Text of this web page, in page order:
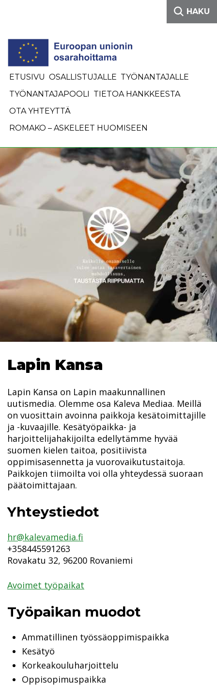
HAKU
ETUSIVU OSALLISTUJALLE TYÖNANTAJALLE
TYÖNANTAJAPOOLI TIETOA HANKKEESTA
OTA YHTEYTTÄ
ROMAKO – ASKELEET HUOMISEEN
Lapin Kansa
Lapin Kansa on Lapin maakunnallinen
uutismedia. Olemme osa Kaleva Mediaa. Meillä
on vuosittain avoinna paikkoja kesätoimittajille
ja -kuvaajille. Kesätyöpaikka- ja
harjoittelijahakijoilta edellytämme hyvää
suomen kielen taitoa, positiivista
oppimisasennetta ja vuorovaikutustaitoja.
Paikkojen tiimoilta voi olla yhteydessä suoraan
päätoimittajaan.
Yhteystiedot
hr@kalevamedia.fi
+358445591263
Rovakatu 32, 96200 Rovaniemi
Avoimet työpaikat
Työpaikan muodot
Ammatillinen työssäoppimispaikka
Kesätyö
Korkeakouluharjoittelu
Oppisopimuspaikka